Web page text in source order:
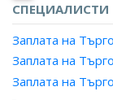
Заплата на
Заплата на
СПЕЦИАЛИСТИ
Заплата на
Заплата на
Заплата на